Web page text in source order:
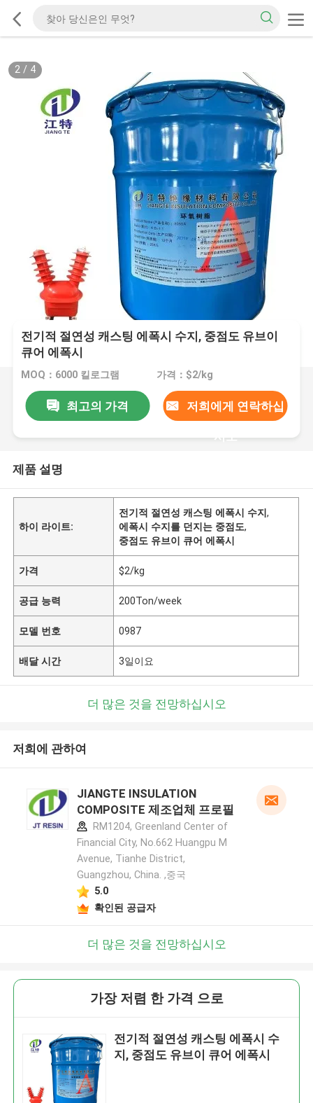
2/ 4
전기적 절연성 캐스팅 에폭시 수지, 중점도 유브이
큐어 에폭시
MOQ：6000 킬로그램 가격：$2/kg
최고의 가격 저희에게 연락하십
시오
제품 설명
하이 라이트:
전기적 절연성 캐스팅 에폭시 수지,
에폭시 수지를 던지는 중점도,
중점도 유브이 큐어 에폭시
가격 $2/kg
공급 능력 200Ton/week
모델 번호 0987
배달 시간 3일이요
더 많은 것을 전망하십시오
저희에 관하여
JIANGTE INSULATION
COMPOSITE 제조업체 프로필
RM1204, Greenland Center of
Financial City, No.662 Huangpu M
Avenue, Tianhe District,
Guangzhou, China. ,중국
5.0
확인된 공급자
더 많은 것을 전망하십시오
가장 저렴 한 가격 으로
전기적 절연성 캐스팅 에폭시 수
지, 중점도 유브이 큐어 에폭시